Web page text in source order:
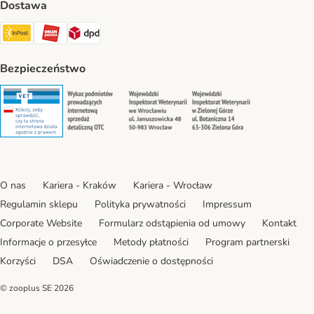
Dostawa
Paczkomat® Shipping Method
ORLEN Paczka Shipping Method
DPD Shipping Method
Bezpieczeństwo
Security Security Security
O nas Kariera - Kraków
Kariera - Wrocław
Regulamin sklepu
Polityka prywatności
Impressum
Corporate Website
Formularz odstąpienia od umowy
Kontakt
Informacje o przesyłce
Metody płatności
Program partnerski
Korzyści
DSA Oświadczenie o dostępności
© zooplus SE 2026